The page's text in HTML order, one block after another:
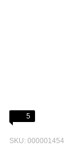
5
SKU: 000001454